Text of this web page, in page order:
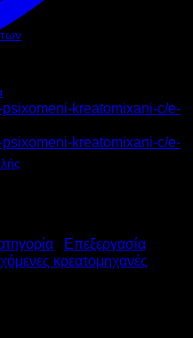
Επεξεργασία
κρεατομηχανές